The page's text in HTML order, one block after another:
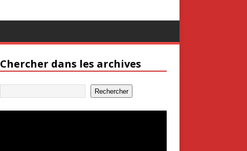
Chercher dans les archives
Rechercher